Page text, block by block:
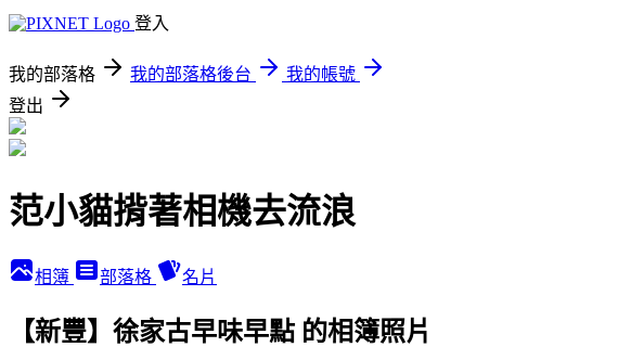
登入
我的部落格 我的部落格後台
我的帳號
登出
范小貓揹著相機去流浪
相簿 部落格 名片
【新豐】徐家古早味早點 的相簿照片